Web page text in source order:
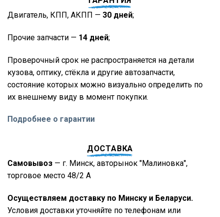
Двигатель, КПП, АКПП — 30 дней;
Прочие запчасти — 14 дней;
Проверочный срок не распространяется на детали
кузова, оптику, стёкла и другие автозапчасти,
состояние которых можно визуально определить по
их внешнему виду в момент покупки.
Подробнее о гарантии
ДОСТАВКА
Самовывоз — г. Минск, авторынок "Малиновка",
торговое место 48/2 А
Осуществляем доставку по Минску и Беларуси.
Условия доставки уточняйте по телефонам или